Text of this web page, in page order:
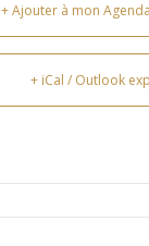
+ Ajouter à mon
+ iCal / Outlook